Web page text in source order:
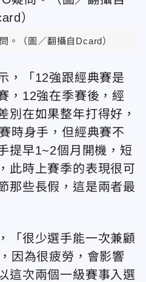
。（圖／翻攝自Dcard）
，「12強跟經典賽是
，12強在季賽後，經
別在如果整年打得好，
時身手，但經典賽不
提早1~2個月開機，短
此時上賽季的表現很可
那些長假，這是兩者最
「很少選手能一次兼顧
因為很疲勞，會影響
這次兩個一級賽事入選